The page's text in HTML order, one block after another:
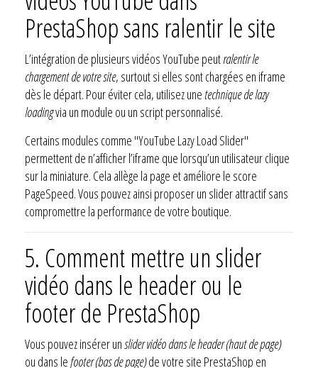
PrestaShop sans ralentir le site
L’intégration de plusieurs vidéos YouTube peutralentir le
chargement de votre site, surtout si elles sont chargées en iframe
dès le départ. Pour éviter cela, utilisez unetechnique de lazy
loadingvia un module ou un script personnalisé.
Certains modules comme "YouTube Lazy Load Slider"
permettent de n’afficher l’iframe que lorsqu’un utilisateur clique
sur la miniature. Cela allège la page et améliore le score
PageSpeed. Vous pouvez ainsi proposer un slider attractif sans
compromettre la performance de votre boutique.
5. Comment mettre un slider
vidéo dans le header ou le
footer de PrestaShop
Vous pouvez insérer unslider vidéo dans le header (haut de page)
ou dans lefooter (bas de page)de votre site PrestaShop en